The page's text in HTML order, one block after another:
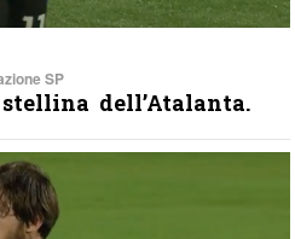
SP
dell’Atalanta.